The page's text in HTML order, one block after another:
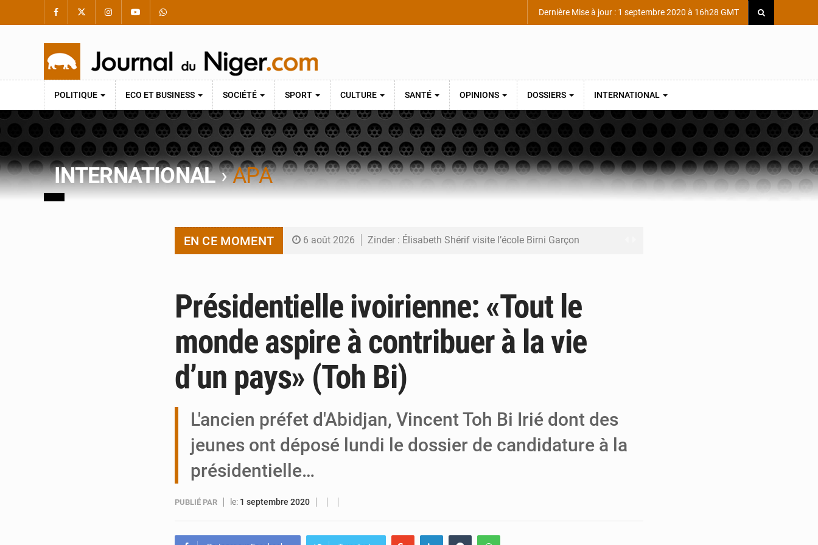
Dernière Mise à jour : 1 septembre 2020 à 16h28 GMT
POLITIQUE ECO ET BUSINESS SOCIÉTÉ SPORT CULTURE SANTÉ OPINIONS DOSSIERS INTERNATIONAL
INTERNATIONAL›APA
EN CE MOMENT 6 août 2026 Zinder : Élisabeth Shérif visite l’école Birni Garçon
6 août 2026 Niger : Bilan à mi-parcours du Programme de Refondation
6 août 2026 Chasse aux gabegies à Niamey : 74 milliards de FCFA recouvrés par la COLDEFF
5 août 2026 Tibiri : le dialogue, nouveau terrain de jeu pour la paix
Présidentielle ivoirienne: «Tout le
monde aspire à contribuer à la vie
d’un pays» (Toh Bi)
L'ancien préfet d'Abidjan, Vincent Toh Bi Irié dont des
jeunes ont déposé lundi le dossier de candidature à la
présidentielle…
PUBLIÉ PAR le: 1 septembre 2020